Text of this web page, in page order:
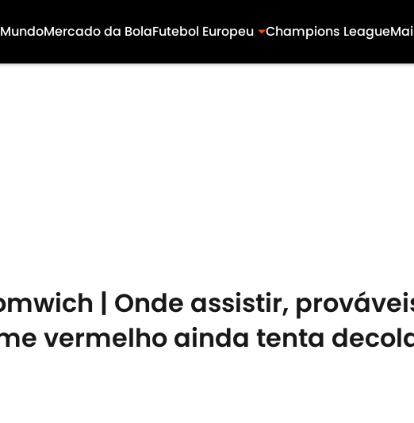
Mercado da BolaFutebol Europeu Champions League
| Onde assistir,
vermelho ainda tenta